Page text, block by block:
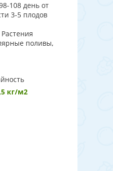
108 день от
3-5 плодов
поливы,
кг/м2